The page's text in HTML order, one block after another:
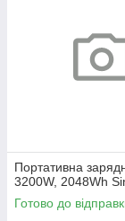
Портативна
3200W, 2048Wh
Готово до